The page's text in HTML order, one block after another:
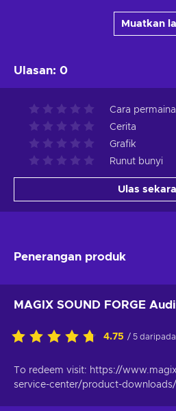
Muatkan
Ulasan: 0
Cara
Cerita
Grafik
Runut bunyi
Ulas
Penerangan produk
MAGIX SOUND FORGE
4.75 / 5
To redeem visit: https://
service-center/product-downloads/